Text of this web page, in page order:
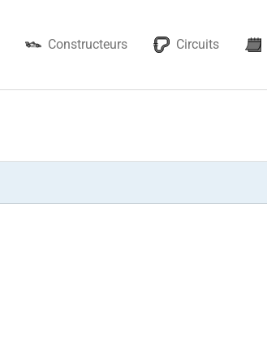
Constructeurs Circuits